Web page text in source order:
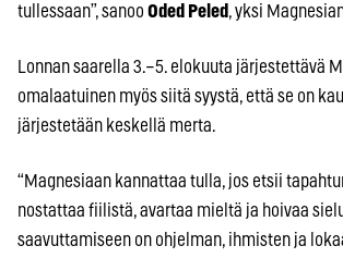
tullessaan”, sanoo Oded Peled , yksi
Lonnan saarella 3.–5. elokuuta järjestettävä
omalaatuinen myös siitä syystä, että se on
järjestetään keskellä merta.
“Magnesiaan kannattaa tulla, jos etsii
nostattaa fiilistä, avartaa mieltä ja hoivaa
saavuttamiseen on ohjelman, ihmisten ja